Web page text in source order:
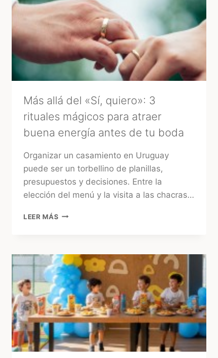
BODA?
LA
MIRADA
DE
UNA
EXPERTA
–
Más allá del «Sí, quiero»: 3
rituales mágicos para atraer
buena energía antes de tu boda
Organizar un casamiento en Uruguay
puede ser un torbellino de planillas,
presupuestos y decisiones. Entre la
elección del menú y la visita a las chacras…
LEER MÁS MÁS
QUIERO»:
3
RITUALES
MÁGICOS
PARA
ATRAER
BUENA
ENERGÍA
ANTES
DE